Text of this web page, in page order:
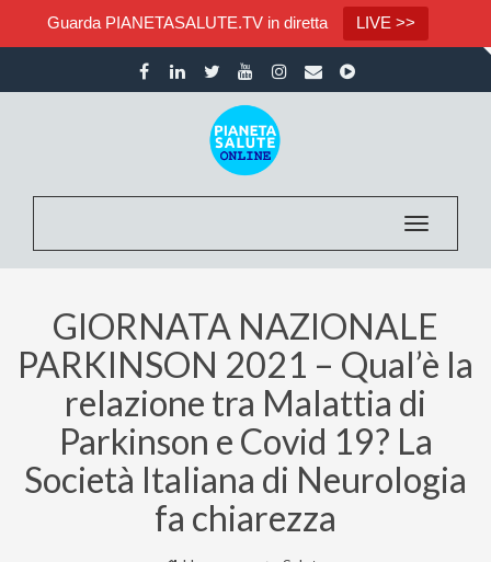
Guarda PIANETASALUTE.TV in diretta LIVE >>
Toggle
GIORNATA NAZIONALE
PARKINSON 2021 – Qual’è la
relazione tra Malattia di
Parkinson e Covid 19? La
Società Italiana di Neurologia
fa chiarezza